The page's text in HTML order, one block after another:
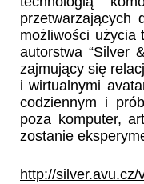
przetwarzających
możliwości użycia
autorstwa “Silver
zajmujący się
i wirtualnymi
codziennym i
poza komputer,
zostanie
http://silver.avu.cz/